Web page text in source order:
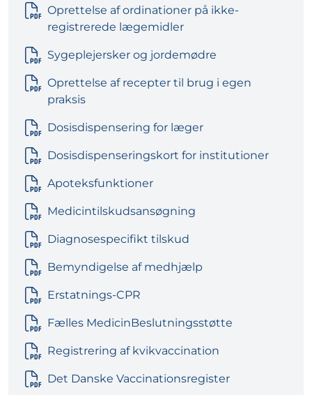
Oprettelse af ordinationer på ikke-
registrerede lægemidler
Sygeplejersker og jordemødre
Oprettelse af recepter til brug i egen
praksis
Dosisdispensering for læger
Dosisdispenseringskort for institutioner
Apoteksfunktioner
Medicintilskudsansøgning
Diagnosespecifikt tilskud
Bemyndigelse af medhjælp
Erstatnings-CPR
Fælles MedicinBeslutningsstøtte
Registrering af kvikvaccination
Det Danske Vaccinationsregister